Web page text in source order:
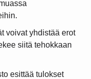
voivat yhdistää erot
siitä tehokkaan
esittää tulokset